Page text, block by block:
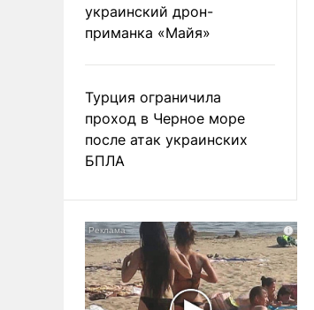
украинский дрон-
приманка «Майя»
Турция ограничила
проход в Черное море
после атак украинских
БПЛА